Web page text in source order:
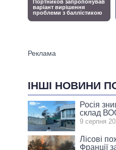
ІНШІ НОВИНИ
Росія
склад
9 серпня
Лісові
Франції